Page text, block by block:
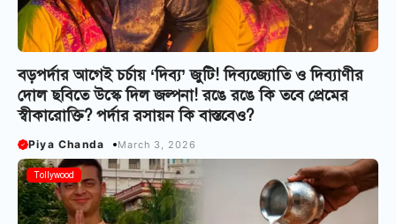
বড়পর্দার আগেই চর্চায় ‘দিব্য’ জুটি! দিব্যজ্যোতি ও দিব্যাণীর
দোল ছবিতে উস্কে দিল জল্পনা! রঙে রঙে কি তবে প্রেমের
স্বীকারোক্তি? পর্দার রসায়ন কি বাস্তবেও?
Piya Chanda March 3, 2026
Tollywood